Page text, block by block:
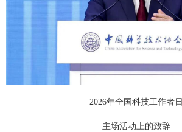
2026年全国科技工作者日
主场活动上的致辞